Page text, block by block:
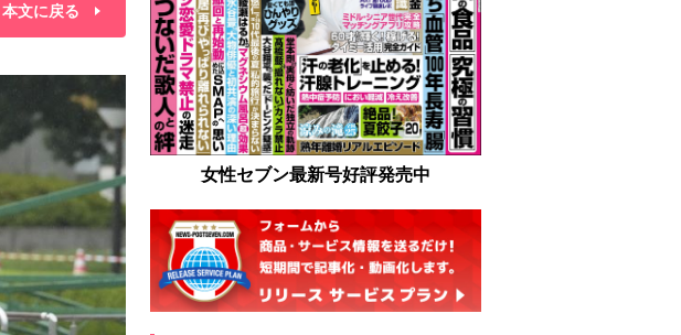
本文に戻る
女性セブン最新号好評発売中